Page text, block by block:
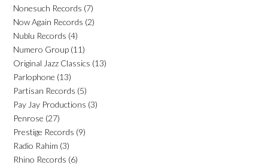
Nonesuch Records (7)
Now Again Records (2)
Nublu Records (4)
Numero Group (11)
Original Jazz Classics (13)
Parlophone (13)
Partisan Records (5)
Pay Jay Productions (3)
Penrose (27)
Prestige Records (9)
Radio Rahim (3)
Rhino Records (6)